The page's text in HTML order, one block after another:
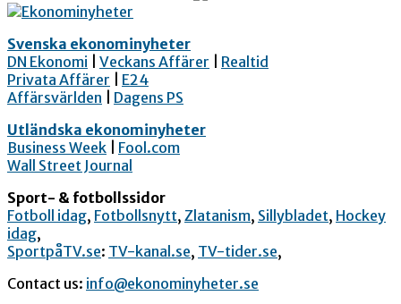
Svenska ekonominyheter
DN Ekonomi
Veckans Affärer
Realtid
Privata Affärer
E24
Affärsvärlden
Dagens PS
Utländska ekonominyheter
Business Week
Fool.com
Wall Street Journal
Sport- & fotbollssidor
Fotboll idag, Fotbollsnytt, Zlatanism, Sillybladet, Hockey
idag,
SportpåTV.se: TV-kanal.se, TV-tider.se,
Contact us: info@ekonominyheter.se